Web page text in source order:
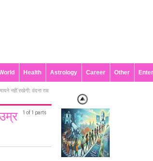
Health Astrology Career Other
नहीं रखेगी: वंदना राव
1 of 1 parts